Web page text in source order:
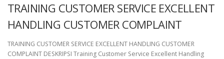
TRAINING CUSTOMER SERVICE EXCELLENT
HANDLING CUSTOMER COMPLAINT
TRAINING CUSTOMER SERVICE EXCELLENT HANDLING CUSTOMER
COMPLAINT DESKRIPSI Training Customer Service Excellent Handling